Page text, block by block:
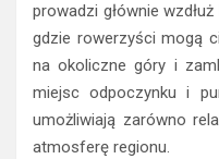
prowadzi głównie
gdzie rowerzyści mogą
na okoliczne góry i
miejsc odpoczynku i
umożliwiają zarówno
atmosferę regionu.